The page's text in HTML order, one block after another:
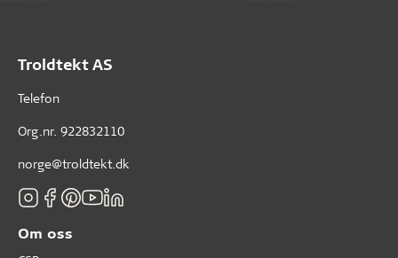
Troldtekt AS
Telefon
Org.nr. 922832110
norge@troldtekt.dk
Om oss